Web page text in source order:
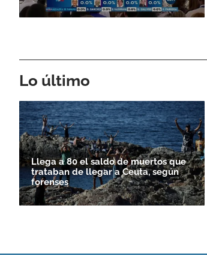
Lo último
Llega a 80 el saldo de muertos que
trataban de llegar a Ceuta, según
forenses